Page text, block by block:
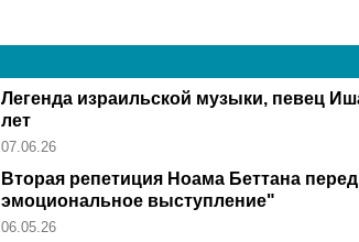
Легенда израильской музыки, певец
лет
07.06.26
Вторая репетиция Ноама Беттана
эмоциональное выступление"
06.05.26